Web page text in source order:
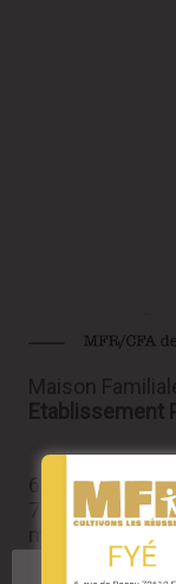
Maison
Etablissement
6, rue de Rosay
72610 FYÉ
Tél : 02 33 26 81